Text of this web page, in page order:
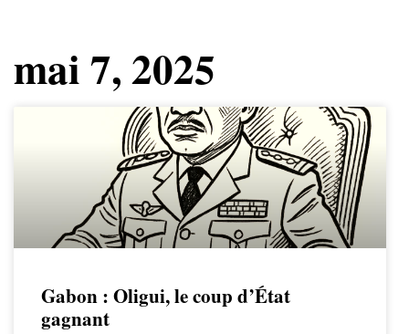
mai 7, 2025
Gabon : Oligui, le coup d’État
gagnant